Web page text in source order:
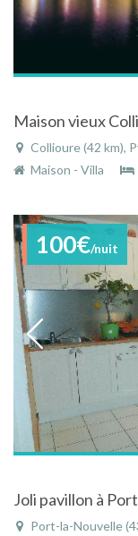
Collioure (42 km),
Maison - Villa
100€/nuit
Port-la-Nouvelle (43